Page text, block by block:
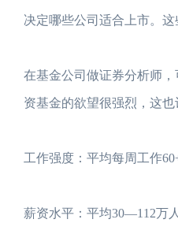
决定哪些公司适合上市。
在基金公司做证券分析师
资基金的欲望很强烈，这
工作强度：平均每周工作
薪资水平：平均30—112万